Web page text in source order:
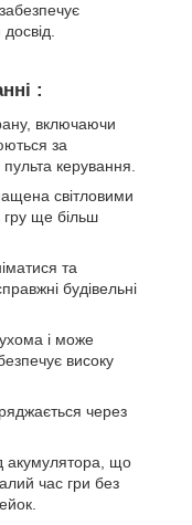
:
включаючи
за
керування.
світловими
гру ще більш
та
будівельні
і може
високу
через
акумулятора, що
час гри без